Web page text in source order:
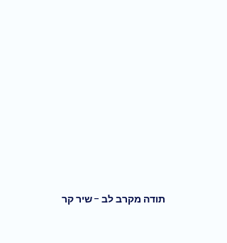
תודה מקרב לב - שיר קר